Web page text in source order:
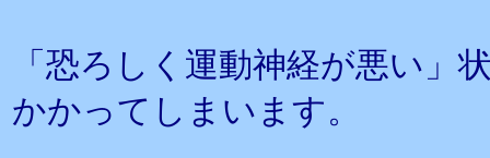
「恐ろしく運動神経が悪い」
かかってしまいます。